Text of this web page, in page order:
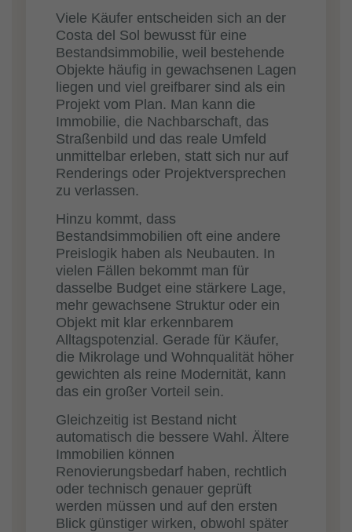
Viele Käufer entscheiden sich an der
Costa del Sol bewusst für eine
Bestandsimmobilie, weil bestehende
Objekte häufig in gewachsenen Lagen
liegen und viel greifbarer sind als ein
Projekt vom Plan. Man kann die
Immobilie, die Nachbarschaft, das
Straßenbild und das reale Umfeld
unmittelbar erleben, statt sich nur auf
Renderings oder Projektversprechen
zu verlassen.
Hinzu kommt, dass
Bestandsimmobilien oft eine andere
Preislogik haben als Neubauten. In
vielen Fällen bekommt man für
dasselbe Budget eine stärkere Lage,
mehr gewachsene Struktur oder ein
Objekt mit klar erkennbarem
Alltagspotenzial. Gerade für Käufer,
die Mikrolage und Wohnqualität höher
gewichten als reine Modernität, kann
das ein großer Vorteil sein.
Gleichzeitig ist Bestand nicht
automatisch die bessere Wahl. Ältere
Immobilien können
Renovierungsbedarf haben, rechtlich
oder technisch genauer geprüft
werden müssen und auf den ersten
Blick günstiger wirken, obwohl später